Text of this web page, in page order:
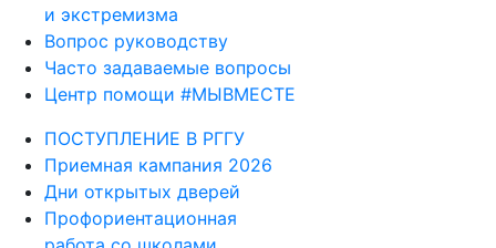
и экстремизма
Вопрос руководству
Часто задаваемые вопросы
Центр помощи #МЫВМЕСТЕ
ПОСТУПЛЕНИЕ В РГГУ
Приемная кампания 2026
Дни открытых дверей
Профориентационная